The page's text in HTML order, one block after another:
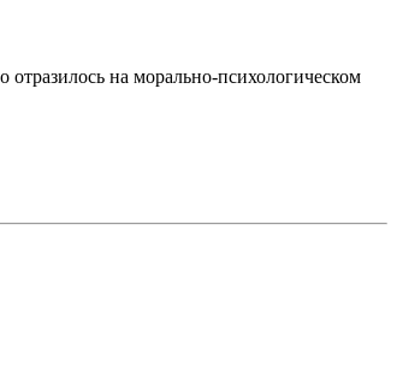
на морально-психологическом